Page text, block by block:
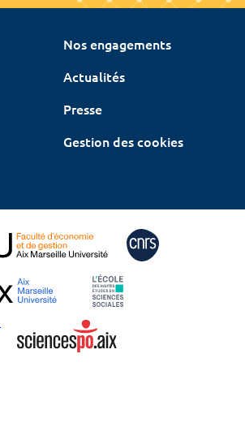
Nos engagements
Actualités
Presse
Gestion des cookies